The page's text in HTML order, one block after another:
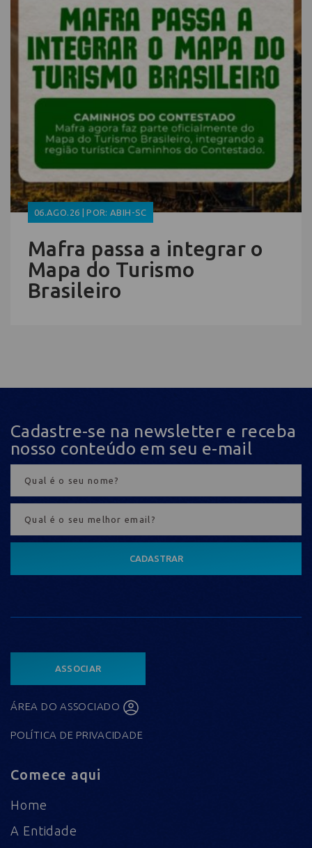
06.AGO.26 | POR: ABIH-SC
Mafra passa a integrar o
Mapa do Turismo
Brasileiro
Cadastre-se na newsletter e receba
nosso conteúdo em seu e-mail
CADASTRAR
ASSOCIAR
ÁREA DO ASSOCIADO
POLÍTICA DE PRIVACIDADE
Comece aqui
Home
A Entidade